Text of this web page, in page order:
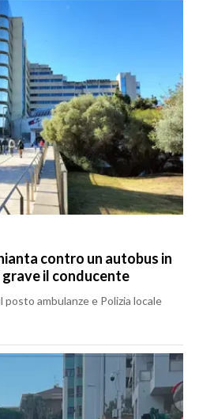
contro un autobus in
grave il conducente
ambulanze e Polizia locale